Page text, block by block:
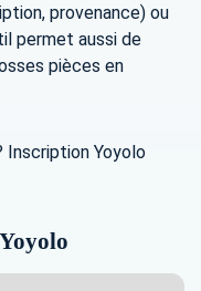
provenance) ou
permet aussi de
pièces en
Inscription Yoyolo